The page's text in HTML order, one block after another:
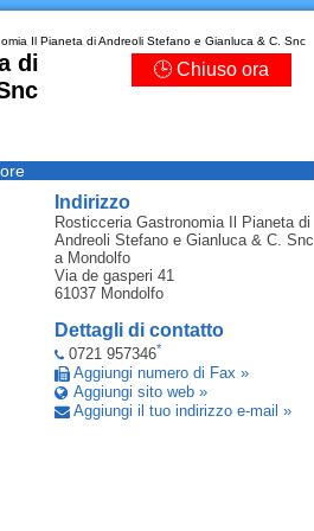
Il Pianeta di Andreoli Stefano e Gianluca & C. Snc
di
🕒 Chiuso ora
Indirizzo
Rosticceria Gastronomia Il Pianeta di
Andreoli Stefano e Gianluca & C. Snc
a Mondolfo
Via de gasperi 41
61037 Mondolfo
Dettagli di contatto
0721 957346*
Aggiungi numero di Fax »
Aggiungi sito web »
Aggiungi il tuo indirizzo e-mail »